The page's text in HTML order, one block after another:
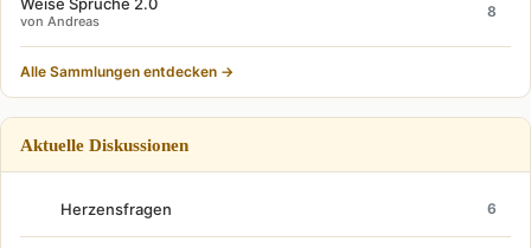
von Andreas
8
Alle Sammlungen entdecken →
Aktuelle Diskussionen
Herzensfragen 6